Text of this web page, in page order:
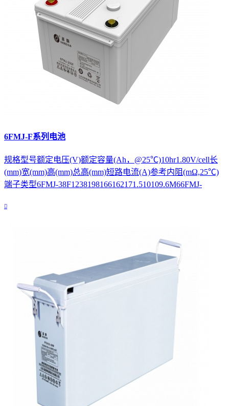
6FMJ-F系列电池
规格型号额定电压(V)额定容量(Ah，@25℃)10hr1.80V/cell长
(mm)宽(mm)高(mm)总高(mm)短路电流(A)参考内阻(mΩ,25℃)
端子类型6FMJ-38F1238198166162171.510109.6M66FMJ-
